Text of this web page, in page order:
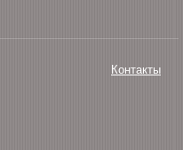
Контакты